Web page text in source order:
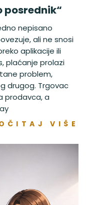
posrednik“
nepisano
ali ne snosi
aplikacije ili
plaćanje prolazi
problem,
drugog. Trgovac
prodavca, a
VIŠE